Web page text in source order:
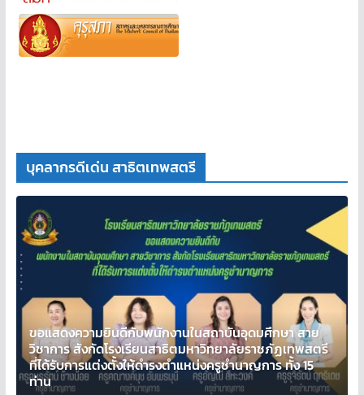
บุคลากรดีเด่น สาธิตเทพสตรี
ขอแสดงความยินดีกับพนักงานในสถาบันอุดมศึกษา สาย
วิชาการ สังกัดโรงเรียนสาธิตมหาวิทยาลัยราชภัฏเทพสตรี
ที่ได้รับการแต่งตั้งให้ดำรงตำแหน่งครูชำนาญการ ทั้ง 15
ท่าน